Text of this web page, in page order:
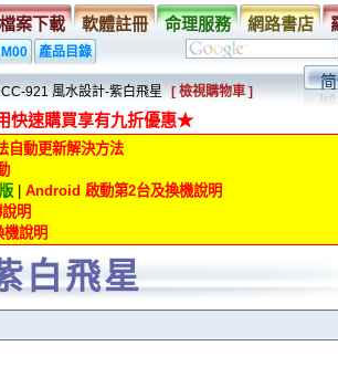
案下載 軟體註冊 命理服務 網路書店
產品目錄
921 風水設計-紫白飛星 [ 檢視購物車 ]
快速購買享有九折優惠★
自動更新解決方法
Android 啟動第2台及換機說明
明
說明
白飛星